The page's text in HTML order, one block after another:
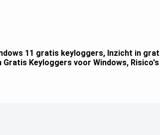
11 gratis keyloggers, Inzicht in
Gratis Keyloggers voor Windows,